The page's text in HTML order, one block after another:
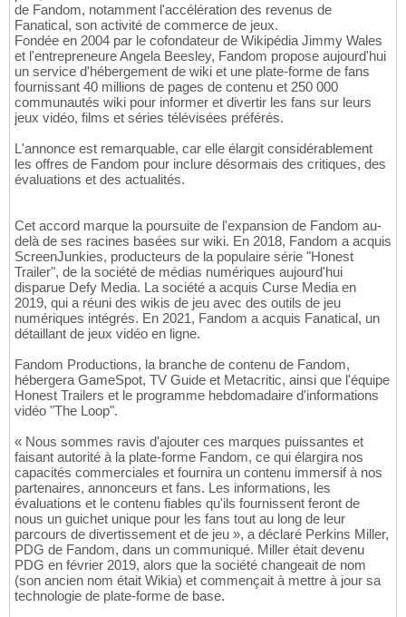
de Fandom, notamment l'accélération des revenus de
Fanatical, son activité de commerce de jeux.
Fondée en 2004 par le cofondateur de Wikipédia Jimmy Wales
et l'entrepreneure Angela Beesley, Fandom propose aujourd'hui
un service d'hébergement de wiki et une plate-forme de fans
fournissant 40 millions de pages de contenu et 250 000
communautés wiki pour informer et divertir les fans sur leurs
jeux vidéo, films et séries télévisées préférés.
L'annonce est remarquable, car elle élargit considérablement
les offres de Fandom pour inclure désormais des critiques, des
évaluations et des actualités.
Cet accord marque la poursuite de l'expansion de Fandom au-
delà de ses racines basées sur wiki. En 2018, Fandom a acquis
ScreenJunkies, producteurs de la populaire série "Honest
Trailer", de la société de médias numériques aujourd'hui
disparue Defy Media. La société a acquis Curse Media en
2019, qui a réuni des wikis de jeu avec des outils de jeu
numériques intégrés. En 2021, Fandom a acquis Fanatical, un
détaillant de jeux vidéo en ligne.
Fandom Productions, la branche de contenu de Fandom,
hébergera GameSpot, TV Guide et Metacritic, ainsi que l'équipe
Honest Trailers et le programme hebdomadaire d'informations
vidéo "The Loop".
« Nous sommes ravis d'ajouter ces marques puissantes et
faisant autorité à la plate-forme Fandom, ce qui élargira nos
capacités commerciales et fournira un contenu immersif à nos
partenaires, annonceurs et fans. Les informations, les
évaluations et le contenu fiables qu'ils fournissent feront de
nous un guichet unique pour les fans tout au long de leur
parcours de divertissement et de jeu », a déclaré Perkins Miller,
PDG de Fandom, dans un communiqué. Miller était devenu
PDG en février 2019, alors que la société changeait de nom
(son ancien nom était Wikia) et commençait à mettre à jour sa
technologie de plate-forme de base.